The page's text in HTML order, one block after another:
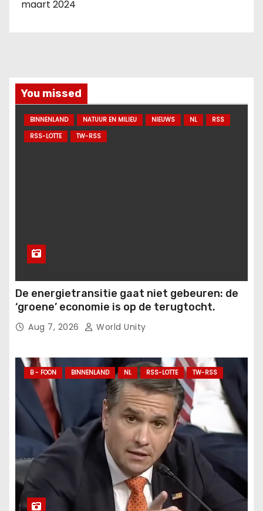
maart 2024
You missed
BINNENLAND NATUUR EN MILIEU NIEUWS NL
RSS
RSS-LOTTE
TW-RSS
De energietransitie gaat niet gebeuren: de
‘groene’ economie is op de terugtocht.
Aug 7, 2026 World Unity
B - FOON BINNENLAND NL RSS-LOTTE TW-RSS